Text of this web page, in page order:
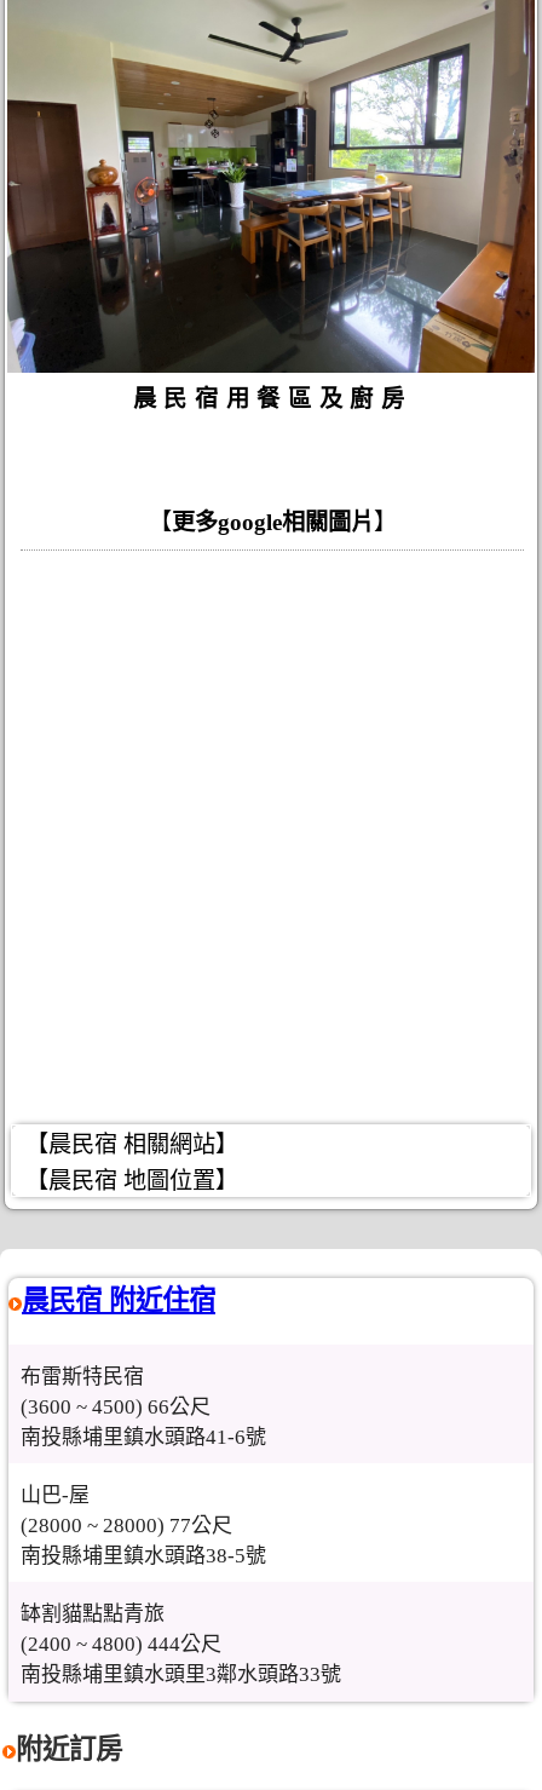
晨民宿用餐區及廚房
【更多google相關圖片 】
【晨民宿 相關網站】
【晨民宿 地圖位置】
晨民宿 附近住宿
布雷斯特民宿
(3600 ~ 4500) 66公尺
南投縣埔里鎮水頭路41-6號
山巴-屋
(28000 ~ 28000) 77公尺
南投縣埔里鎮水頭路38-5號
缽割貓點點青旅
(2400 ~ 4800) 444公尺
南投縣埔里鎮水頭里3鄰水頭路33號
附近訂房